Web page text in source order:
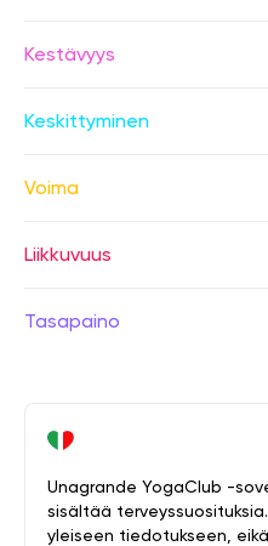
Kestävyys
Keskittyminen
Voima
Liikkuvuus
Tasapaino
Unagrande YogaClub -
sisältää
yleiseen tiedotukseen,